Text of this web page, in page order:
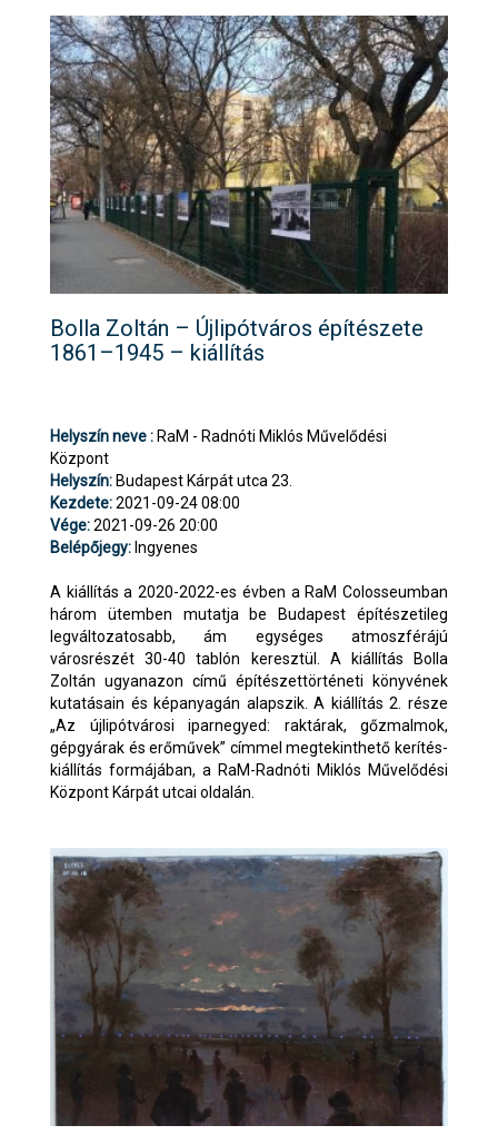
Bolla Zoltán – Újlipótváros építészete
1861–1945 – kiállítás
Helyszín neve : RaM - Radnóti Miklós Művelődési
Központ
Helyszín: Budapest Kárpát utca 23.
Kezdete:2021-09-24 08:00
Vége:2021-09-26 20:00
Belépőjegy: Ingyenes
A kiállítás a 2020-2022-es évben a RaM Colosseumban
három ütemben mutatja be Budapest építészetileg
legváltozatosabb, ám egységes atmoszférájú
városrészét 30-40 tablón keresztül. A kiállítás Bolla
Zoltán ugyanazon című építészettörténeti könyvének
kutatásain és képanyagán alapszik. A kiállítás 2. része
„Az újlipótvárosi iparnegyed: raktárak, gőzmalmok,
gépgyárak és erőművek” címmel megtekinthető kerítés-
kiállítás formájában, a RaM-Radnóti Miklós Művelődési
Központ Kárpát utcai oldalán.